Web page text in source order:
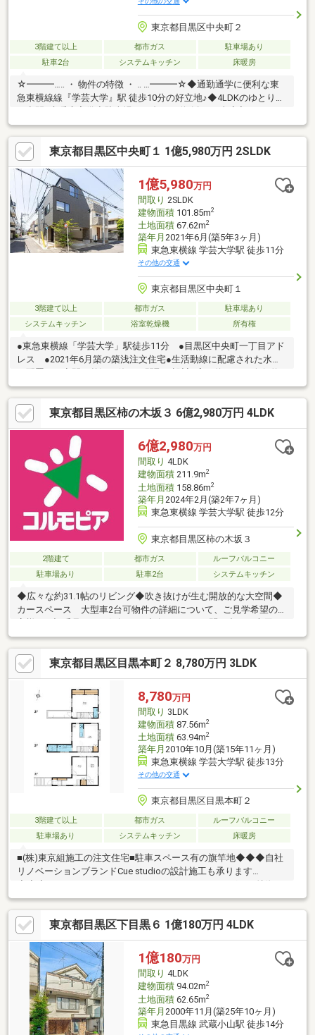
東京都目黒区中央町２
3階建て以上 都市ガス
駐車場あり
駐車2台
システムキッチン 床暖房
☆━━━…‥ ・ 物件の特徴 ・ ‥ …━━━☆◆通勤通学に便利な東
急東横線線『学芸大学』駅 徒歩10分の好立地♪◆4LDKのゆとりあ
ーズ♪◆周辺は閑静な住宅地につき落ち着いた街並みでお過ごし
頂けます♪◆スーパー、コンビニ、公園等、生活環境良好
♪☆━━━…‥ ・ ━☆━ ・ ‥…━━━☆
東京都目黒区中央町１ 1億5,980万円 2SLDK
1億5,980万円
間取り 2SLDK
建物面積101.85m2
土地面積67.62m2
築年月 2021年6月(築5年3ヶ月)
東急東横線 学芸大学駅 徒歩11分
その他の交通
東京都目黒区中央町１
3階建て以上 都市ガス
駐車場あり
システムキッチン
浴室乾燥機 所有権
●東急東横線「学芸大学」駅徒歩11分 ●目黒区中央町一丁目アド
レス ●2021年6月築の築浅注文住宅●生活動線に配慮された水回
4m、間口約2.7mのビルトイン車庫付●陽当たり・開放感に優れた
南東・北東の角地●広々とした玄関スペース●約3.3帖のウォークイ
ンクローゼット●約17.4帖のLDK 空間にメリハリをもたらす、リ
ビングとダイニングが自然に分かれた設計●スーパーつかさ学芸
大学店まで約140m（徒歩約2分）
東京都目黒区柿の木坂３ 6億2,980万円 4LDK
6億2,980万円
間取り 4LDK
建物面積211.9m2
土地面積158.86m2
築年月 2024年2月(築2年7ヶ月)
東急東横線 学芸大学駅 徒歩12分
東京都目黒区柿の木坂３
2階建て 都市ガス
ルーフバルコニー
駐車場あり
駐車2台 システムキッチン
◆広々な約31.1帖のリビング◆吹き抜けが生む開放的な大空間◆
カースペース 大型車2台可物件の詳細について、ご見学希望のお
リーダイヤル 【0120-104-633】
東京都目黒区目黒本町２ 8,780万円 3LDK
8,780万円
間取り 3LDK
建物面積87.56m2
土地面積63.94m2
築年月 2010年10月(築15年11ヶ月)
東急東横線 学芸大学駅 徒歩13分
その他の交通
東京都目黒区目黒本町２
3階建て以上 都市ガス
ルーフバルコニー
駐車場あり
システムキッチン 床暖房
■(株)東京組施工の注文住宅■駐車スペース有の旗竿地◆◆◆自社
リノベーションブランドCue studioの設計施工も承ります
□□□東急沿線を中心に、城南エリアに特化した10店舗展開！！創
業から30年を経て売買仲介・不動産仕入・賃貸仲介・賃貸管理・
リノベーション・設計・施工と多角的に展開しております。城南
エリアの不動産オーナー様と長いお付き合いをして得られた情報
を惜しみなく提供しております。□□□ その他□□□■ご案内ご希望／
資料のご請求はお気軽に！■営業時間：10：00～18：00
東京都目黒区下目黒６ 1億180万円 4LDK
1億180万円
間取り 4LDK
建物面積94.02m2
土地面積62.65m2
築年月 2000年11月(築25年10ヶ月)
東急目黒線 武蔵小山駅 徒歩14分